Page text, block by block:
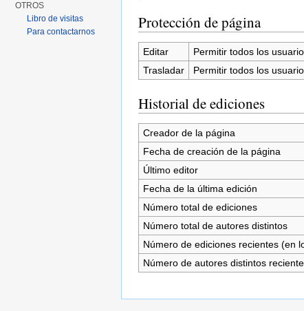
Protección de página
Editar
Permitir todos los
Trasladar
Permitir todos los
Historial de ediciones
Creador de la página
Fecha de creación de la página
Último editor
Fecha de la última edición
Número total de ediciones
Número total de autores distintos
Número de ediciones recientes (en
Número de autores distintos
OTROS
Libro de visitas
Para contactarnos